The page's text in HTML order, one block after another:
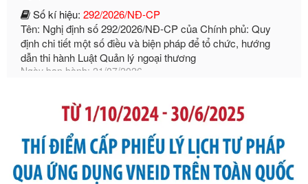
dẫn thi hành Luật Quản lý ngoại thương
Ngày ban hành: 21/07/2026
Số kí hiệu: 105/2026/TT-BTC
Tên: Thông tư số 105/2026/TT-BTC của Bộ Tài chính: Bãi
phạt vi phạm hành chính trong lĩnh vực kho bạc nhà nước
Ngày ban hành: 21/07/2026
Số kí hiệu:291/2026/NĐ-CP
Tên: Nghị định số 291/2026/NĐ-CP của Chính phủ: Sửa
đổi, bổ sung một số điều của Nghị định số 125/2020/NĐ-СР